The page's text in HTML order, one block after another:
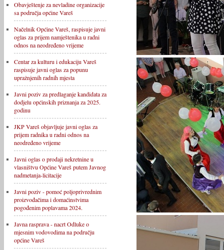
Obavještenje za nevladine organizacije
sa područja općine Vareš
Načelnik Općine Vareš, raspisuje javni
oglas za prijem namještenika u radni
odnos na neodređeno vrijeme
Centar za kulturu i edukaciju Vareš
raspisuje javni oglas za popunu
upražnjenih radnih mjesta
Javni poziv za predlaganje kandidata za
dodjelu općinskih priznanja za 2025.
godinu
JKP Vareš objavljuje javni oglas za
prijem radnika u radni odnos na
neodređeno vrijeme
Javni oglas o prodaji nekretnine u
vlasništvu Općine Vareš putem Javnog
nadmetanja-licitacije
Javni poziv - pomoć poljoprivrednim
proizvođačima i domaćinstvima
pogođenim poplavama 2024.
Javna rasprava - nacrt Odluke o
mjesnim vodovodima na području
općine Vareš